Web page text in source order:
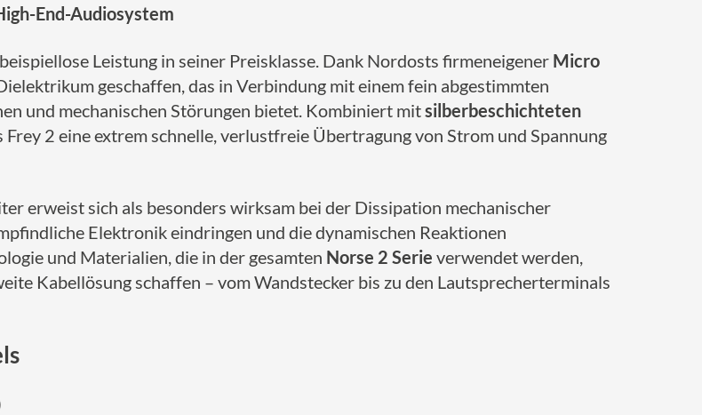
End-Audiosystem
Leistung in seiner Preisklasse. Dank Nordosts firmeneigener Micro
geschaffen, das in Verbindung mit einem fein abgestimmten
und mechanischen Störungen bietet. Kombiniert mitsilberbeschichteten
2 eine extrem schnelle, verlustfreie Übertragung von Strom und Spannung
erweist sich als besonders wirksam bei der Dissipation mechanischer
Elektronik eindringen und die dynamischen Reaktionen
und Materialien, die in der gesamten Norse 2 Serie verwendet werden,
Kabellösung schaffen – vom Wandstecker bis zu den Lautsprecherterminals